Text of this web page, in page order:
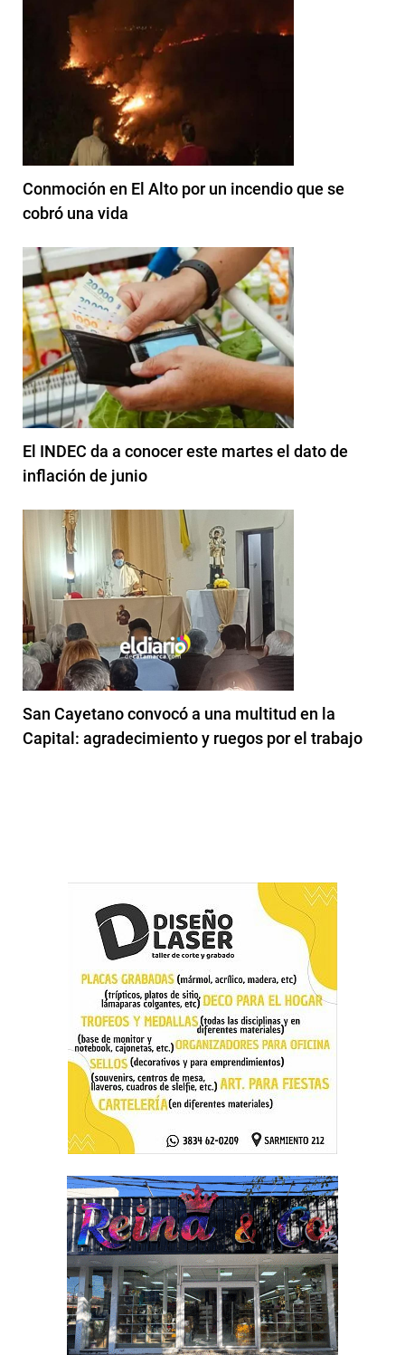
Conmoción en El Alto por un incendio que se
cobró una vida
El INDEC da a conocer este martes el dato de
inflación de junio
San Cayetano convocó a una multitud en la
Capital: agradecimiento y ruegos por el trabajo